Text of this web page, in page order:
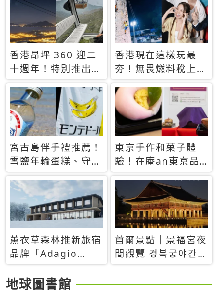
休才去圓夢 (附8.5
萬次下載峇里島地
圖)😍
支援中文
香港昂坪 360 迎二
十週年！特別推出
「夜間纜車」，輕旅
行帶你搶先揭秘台灣
專屬禮遇
香港現在這樣玩最
夯！無畏燃料稅上
漲，現在買自由行只
要8888元起
宮古島伴手禮推薦！
雪鹽年輪蛋糕、守護
君餅乾，10款必買
清單
東京手作和菓子體
驗！在庵an東京品
味本格派日本茶道
薰衣草森林推新旅宿
品牌「Adagio
Retreat」！首間選
址北海道8月開幕
首爾景點｜景福宮夜
間觀覽 경복궁야간관
람：2026年開放時
間、購票方式、實訪
地球圖書館